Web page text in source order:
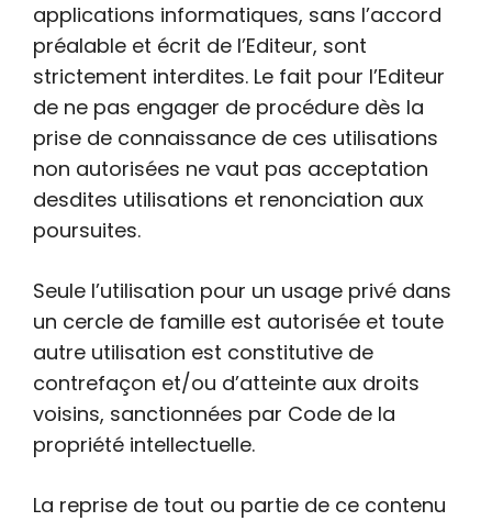
applications informatiques, sans l’accord
préalable et écrit de l’Editeur, sont
strictement interdites. Le fait pour l’Editeur
de ne pas engager de procédure dès la
prise de connaissance de ces utilisations
non autorisées ne vaut pas acceptation
desdites utilisations et renonciation aux
poursuites.
Seule l’utilisation pour un usage privé dans
un cercle de famille est autorisée et toute
autre utilisation est constitutive de
contrefaçon et/ou d’atteinte aux droits
voisins, sanctionnées par Code de la
propriété intellectuelle.
La reprise de tout ou partie de ce contenu